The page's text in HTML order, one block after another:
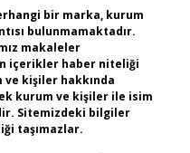
bir marka, kurum
bulunmamaktadır.
makaleler
içerikler haber niteliği
kişiler hakkında
kurum ve kişiler ile isim
Sitemizdeki bilgiler
taşımazlar.